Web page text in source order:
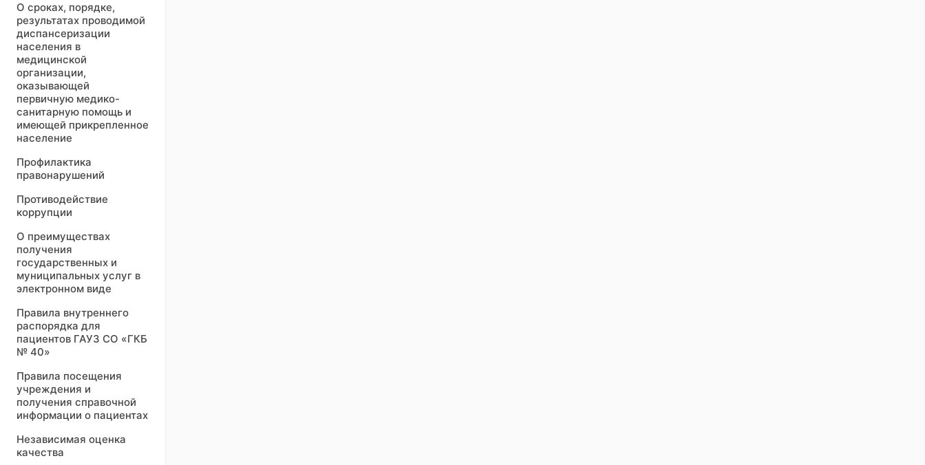
О сроках, порядке,
результатах проводимой
диспансеризации
населения в
медицинской
организации,
оказывающей
первичную медико-
санитарную помощь и
имеющей прикрепленное
население
Профилактика
правонарушений
Противодействие
коррупции
О преимуществах
получения
государственных и
муниципальных услуг в
электронном виде
Правила внутреннего
распорядка для
пациентов ГАУЗ СО «ГКБ
№ 40»
Правила посещения
учреждения и
получения справочной
информации о пациентах
Независимая оценка
качества